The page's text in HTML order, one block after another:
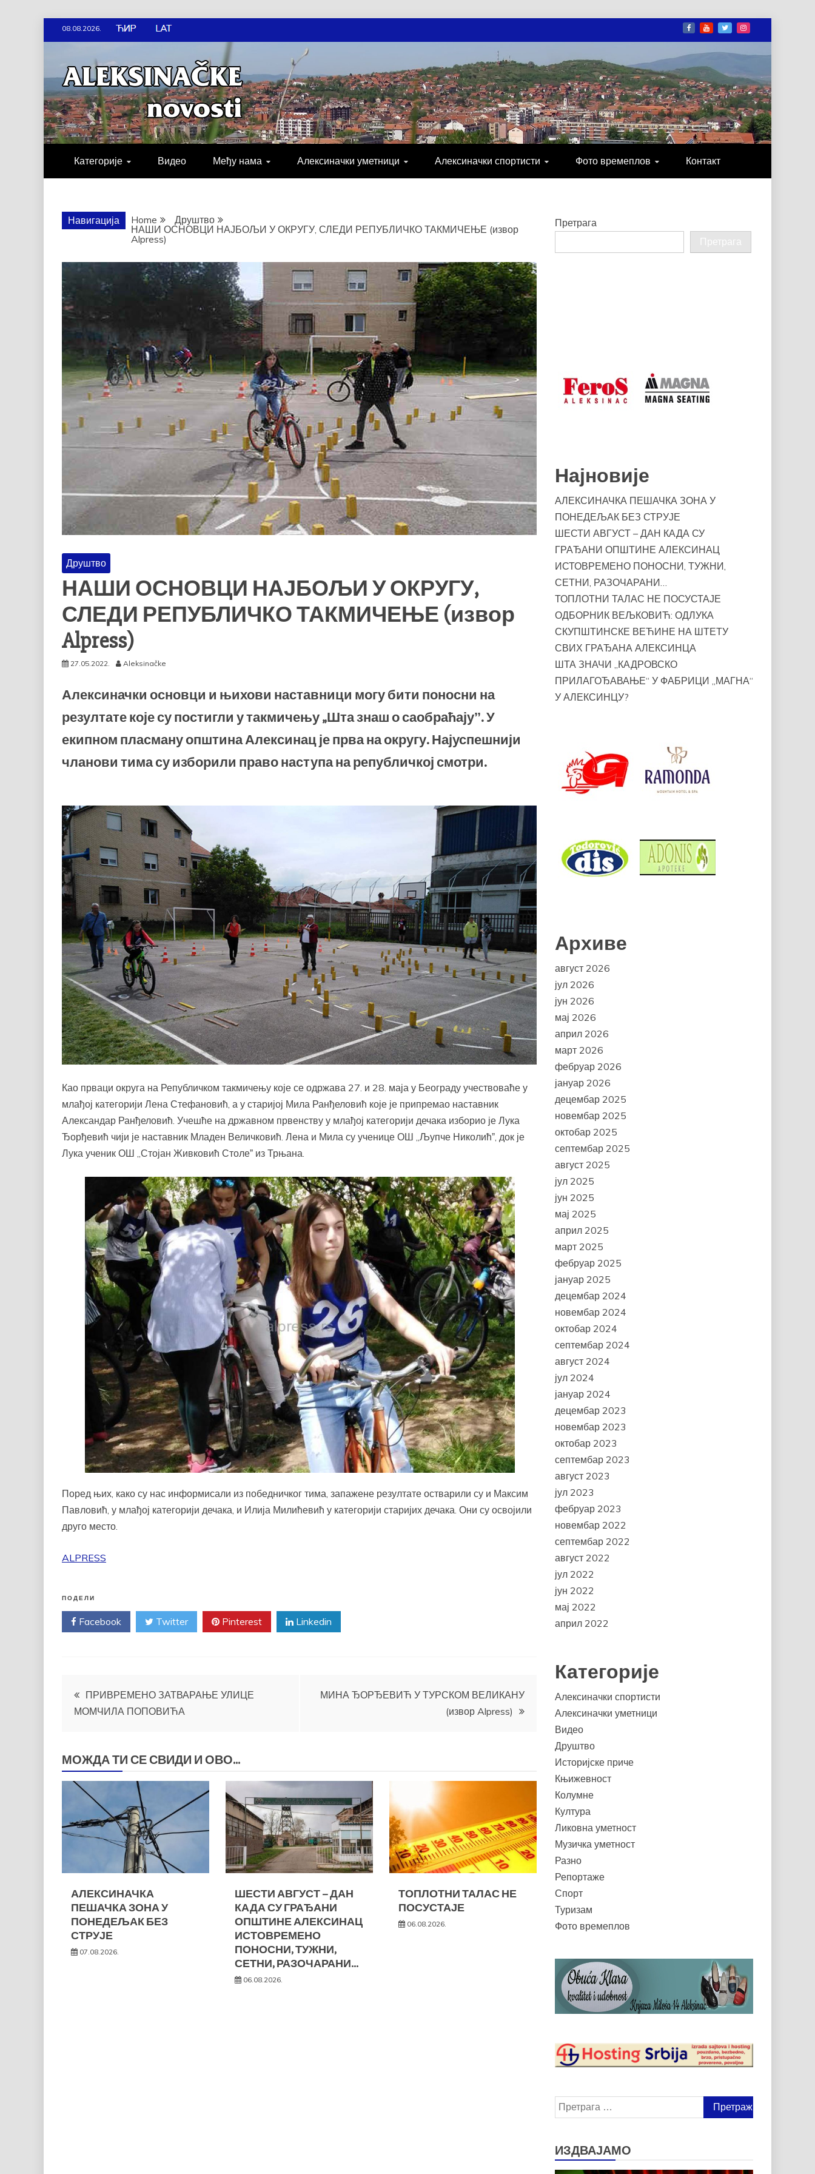
to
08.08.2026.
АЛЕКСИНАЧКЕ НОВОСТИ
ДРУШТВО, КУЛТУРА, ЕКОНОМИЈА, СПОРТ, ПОСЛОВНИ ИМЕНИК, ХРОНИКА, ЗАБАВА…
Категорије Видео Међу нама Алексиначки уметници Алексиначки спортисти Фото времеплов Контакт
Навигација Home
Друштво
НАШИ ОСНОВЦИ НАЈБОЉИ У ОКРУГУ, СЛЕДИ РЕПУБЛИЧКО ТАКМИЧЕЊЕ (извор
Alpress)
Друштво
НАШИ ОСНОВЦИ НАЈБОЉИ У ОКРУГУ,
СЛЕДИ РЕПУБЛИЧКО ТАКМИЧЕЊЕ (извор
Alpress)
27.05.2022. Aleksinačke
Алексиначки основци и њихови наставници могу бити поносни на
резултате које су постигли у такмичењу „Шта знаш о саобраћајуˮ. У
екипном пласману општина Алексинац је прва на округу. Најуспешнији
чланови тима су изборили право наступа на републичкој смотри.
Као прваци округа на Републичком такмичењу које се одржава 27. и 28. маја у Београду учествоваће у
млађој категорији Лена Стефановић, а у старијој Мила Ранђеловић које је припремао наставник
Александар Ранђеловић. Учешће на државном првенству у млађој категорији дечака изборио је Лука
Ђорђевић чији је наставник Младен Величковић. Лена и Мила су ученице ОШ „Љупче Николићˮ, док је
Лука ученик ОШ „Стојан Живковић Столеˮ из Трњана.
Поред њих, како су нас информисали из победничког тима, запажене резултате остварили су и Максим
Павловић, у млађој категорији дечака, и Илија Милићевић у категорији старијих дечака. Они су освојили
друго место.
ALPRESS
ПОДЕЛИ
Facebook Twitter Pinterest Linkedin
Кретање
чланка
ПРИВРЕМЕНО ЗАТВАРАЊЕ УЛИЦЕ
МОМЧИЛА ПОПОВИЋА
МИНА ЂОРЂЕВИЋ У ТУРСКОМ ВЕЛИКАНУ
(извор Alpress)
МОЖДА ТИ СЕ СВИДИ И ОВО...
АЛЕКСИНАЧКА
ПЕШАЧКА ЗОНА У
ПОНЕДЕЉАК БЕЗ
СТРУЈЕ
07.08.2026.
ШЕСТИ АВГУСТ – ДАН
КАДА СУ ГРАЂАНИ
ОПШТИНЕ АЛЕКСИНАЦ
ИСТОВРЕМЕНО
ПОНОСНИ, ТУЖНИ,
СЕТНИ, РАЗОЧАРАНИ…
06.08.2026.
ТОПЛОТНИ ТАЛАС НЕ
ПОСУСТАЈЕ
06.08.2026.
Претрага
Претрага
Најновије
АЛЕКСИНАЧКА ПЕШАЧКА ЗОНА У
ПОНЕДЕЉАК БЕЗ СТРУЈЕ
ШЕСТИ АВГУСТ – ДАН КАДА СУ
ГРАЂАНИ ОПШТИНЕ АЛЕКСИНАЦ
ИСТОВРЕМЕНО ПОНОСНИ, ТУЖНИ,
СЕТНИ, РАЗОЧАРАНИ…
ТОПЛОТНИ ТАЛАС НЕ ПОСУСТАЈЕ
ОДБОРНИК ВЕЉКОВИЋ: ОДЛУКА
СКУПШТИНСКЕ ВЕЋИНЕ НА ШТЕТУ
СВИХ ГРАЂАНА АЛЕКСИНЦА
ШТА ЗНАЧИ „КАДРОВСКО
ПРИЛАГОЂАВАЊЕ“ У ФАБРИЦИ „МАГНА“
У АЛЕКСИНЦУ?
Архиве
август 2026
јул 2026
јун 2026
мај 2026
април 2026
март 2026
фебруар 2026
јануар 2026
децембар 2025
новембар 2025
октобар 2025
септембар 2025
август 2025
јул 2025
јун 2025
мај 2025
април 2025
март 2025
фебруар 2025
јануар 2025
децембар 2024
новембар 2024
октобар 2024
септембар 2024
август 2024
јул 2024
јануар 2024
децембар 2023
новембар 2023
октобар 2023
септембар 2023
август 2023
јул 2023
фебруар 2023
новембар 2022
септембар 2022
август 2022
јул 2022
јун 2022
мај 2022
април 2022
Категорије
Алексиначки спортисти
Алексиначки уметници
Видео
Друштво
Историјске приче
Књижевност
Колумне
Култура
Ликовна уметност
Музичка уметност
Разно
Репортаже
Спорт
Туризам
Фото времеплов
Претрага
за:
ИЗДВАЈАМО